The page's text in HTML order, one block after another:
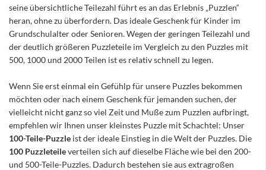
seine übersichtliche Teilezahl führt es an das Erlebnis „Puzzlen“
heran, ohne zu überfordern. Das ideale Geschenk für Kinder im
Grundschulalter oder Senioren. Wegen der geringen Teilezahl und
der deutlich größeren Puzzleteile im Vergleich zu den Puzzles mit
500, 1000 und 2000 Teilen ist es relativ schnell zu legen.
Wenn Sie erst einmal ein Gefühlp für unsere Puzzles bekommen
möchten oder nach einem Geschenk für jemanden suchen, der
vielleicht nicht ganz so viel Zeit und Muße zum Puzzlen aufbringt,
empfehlen wir Ihnen unser kleinstes Puzzle mit Schachtel: Unser
100-Teile-Puzzle ist der ideale Einstieg in die Welt der Puzzles. Die
100 Puzzleteileverteilen sich auf dieselbe Fläche wie bei den 200-
und 500-Teile-Puzzles. Dadurch bestehen sie aus extragroßen